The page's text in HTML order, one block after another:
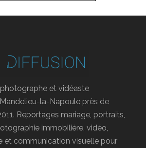
et vidéaste
la-Napoule près de
Reportages mariage, portraits,
immobilière, vidéo,
et communication visuelle pour